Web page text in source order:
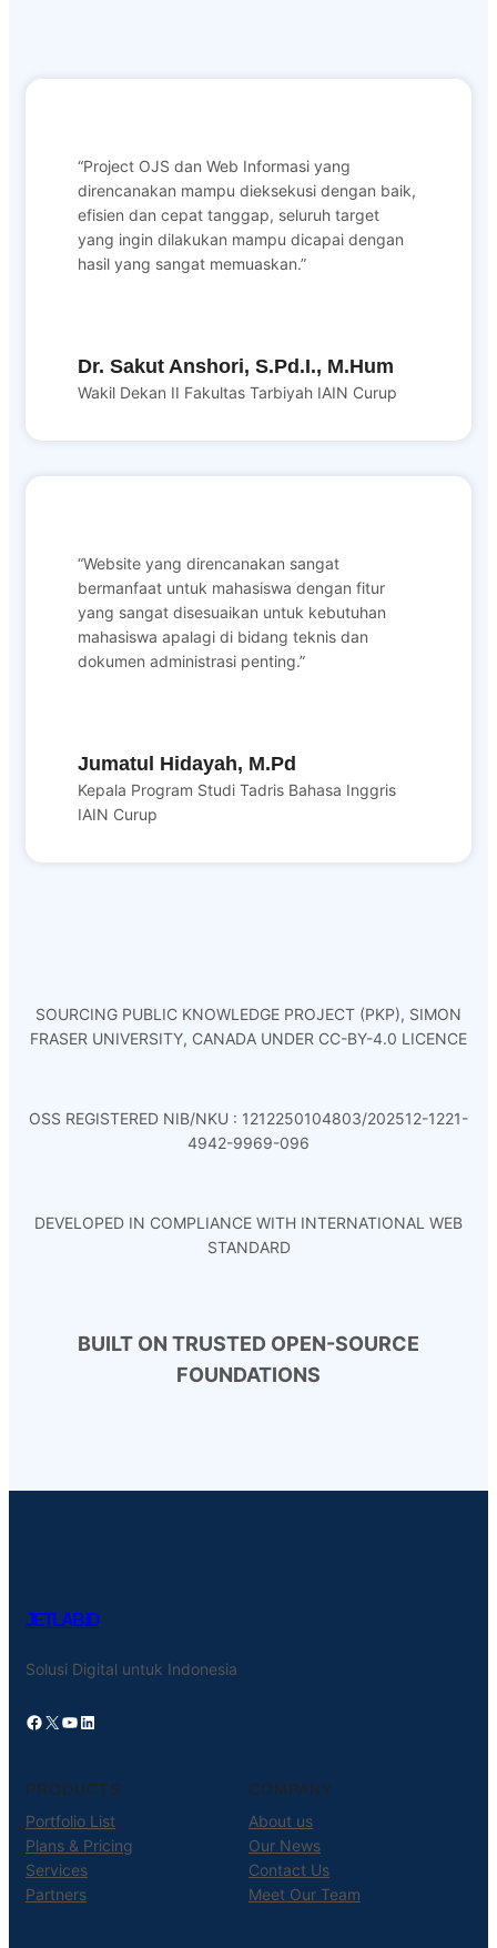
“Project OJS dan Web Informasi yang
direncanakan mampu dieksekusi dengan baik,
efisien dan cepat tanggap, seluruh target
yang ingin dilakukan mampu dicapai dengan
hasil yang sangat memuaskan.”
Dr. Sakut Anshori, S.Pd.I., M.Hum
Wakil Dekan II Fakultas Tarbiyah IAIN Curup
“Website yang direncanakan sangat
bermanfaat untuk mahasiswa dengan fitur
yang sangat disesuaikan untuk kebutuhan
mahasiswa apalagi di bidang teknis dan
dokumen administrasi penting.”
Jumatul Hidayah, M.Pd
Kepala Program Studi Tadris Bahasa Inggris
IAIN Curup
SOURCING PUBLIC KNOWLEDGE PROJECT (PKP), SIMON
FRASER UNIVERSITY, CANADA UNDER CC-BY-4.0 LICENCE
OSS REGISTERED NIB/NKU : 1212250104803/202512-1221-
4942-9969-096
DEVELOPED IN COMPLIANCE WITH INTERNATIONAL WEB
STANDARD
BUILT ON TRUSTED OPEN-SOURCE
FOUNDATIONS
JETLAB.ID
Solusi Digital untuk Indonesia
Facebook X YouTube LinkedIn
PRODUCTS
Portfolio List
Plans & Pricing
Services
Partners
COMPANY
About us
Our News
Contact Us
Meet Our Team